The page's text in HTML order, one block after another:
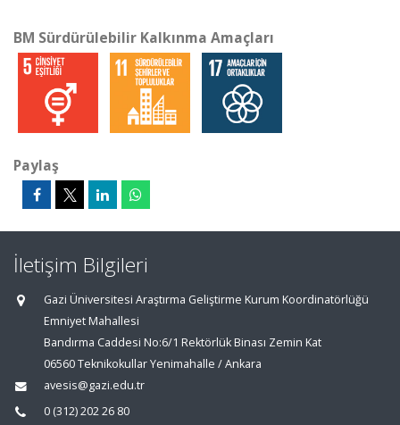
BM Sürdürülebilir Kalkınma Amaçları
Paylaş
İletişim Bilgileri
Gazi Üniversitesi Araştırma Geliştirme Kurum Koordinatörlüğü
Emniyet Mahallesi
Bandırma Caddesi No:6/1 Rektörlük Binası Zemin Kat
06560 Teknikokullar Yenimahalle / Ankara
avesis@gazi.edu.tr
0 (312) 202 26 80